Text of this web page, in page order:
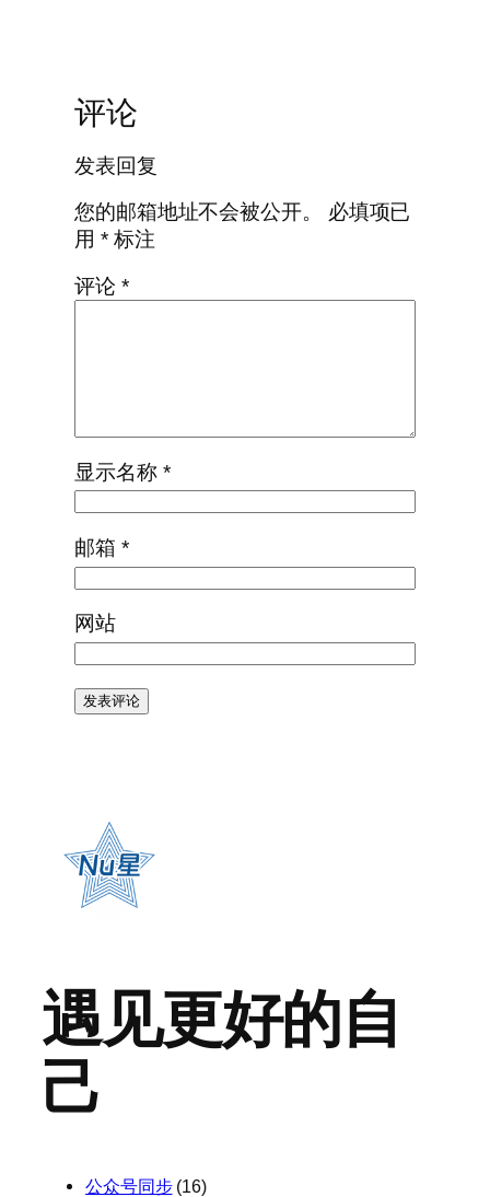
评论
发表回复
您的邮箱地址不会被公开。
必填项已
用 *标注
评论 *
显示名称 *
邮箱 *
网站
遇见更好的自
己
公众号同步(16)